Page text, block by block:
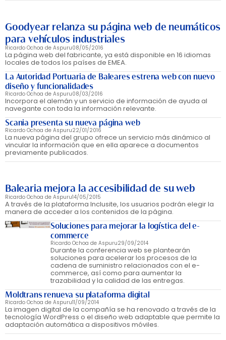
Goodyear relanza su página web de neumáticos
para vehículos industriales
Ricardo Ochoa de Aspuru08/05/2016
La página web del fabricante, ya está disponible en 16 idiomas
locales de todos los países de EMEA.
La Autoridad Portuaria de Baleares estrena web con nuevo
diseño y funcionalidades
Ricardo Ochoa de Aspuru08/03/2016
Incorpora el alemán y un servicio de información de ayuda al
navegante con toda la información relevante.
Scania presenta su nueva página web
Ricardo Ochoa de Aspuru22/01/2016
La nueva página del grupo ofrece un servicio más dinámico al
vincular la información que en ella aparece a documentos
previamente publicados.
Balearia mejora la accesibilidad de su web
Ricardo Ochoa de Aspuru14/05/2015
A través de la plataforma Inclusite, los usuarios podrán elegir la
manera de acceder a los contenidos de la página.
Soluciones para mejorar la logística del e-
commerce
Ricardo Ochoa de Aspuru29/09/2014
Durante la conferencia web se plantearán
soluciones para acelerar los procesos de la
cadena de suministro relacionados con el e-
commerce, así como para aumentar la
trazabilidad y la calidad de las entregas.
Moldtrans renueva su plataforma digital
Ricardo Ochoa de Aspuru11/09/2014
La imagen digital de la compañía se ha renovado a través de la
tecnología WordPress o el diseño web adaptable que permite la
adaptación automática a dispositivos móviles.